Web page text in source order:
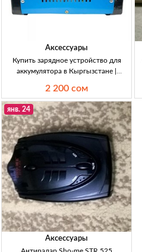
Аксессуары
Купить зарядное устройство для
аккумулятора в Кыргызстане |
устройство инв. 50А для всех типов
АКБ.
2 200 сом
янв. 24
Аксессуары